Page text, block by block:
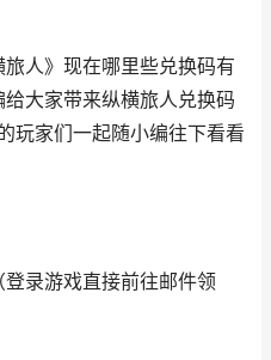
人》现在哪里些兑换码有
大家带来纵横旅人兑换码
玩家们一起随小编往下看看
录游戏直接前往邮件领